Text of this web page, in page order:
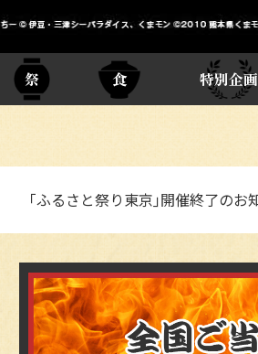
祭 食 特別企画
｢ふるさと祭り東京｣開催終了のお